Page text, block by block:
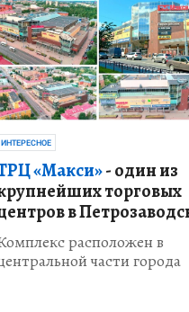
ИНТЕРЕСНОЕ
«Макси»- один из
торговых
в
расположен в
части города